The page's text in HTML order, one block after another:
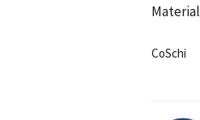
CoSchi